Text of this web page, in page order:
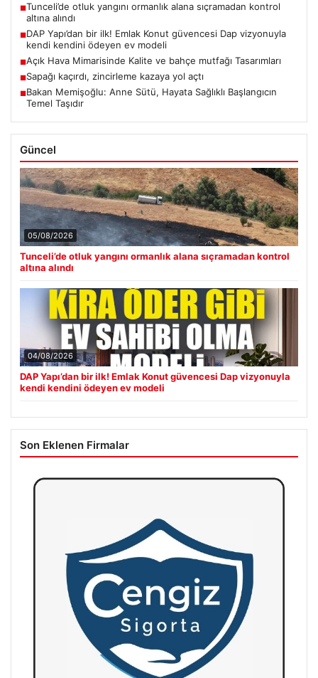
■Tunceli’de otluk yangını ormanlık alana sıçramadan kontrol
altına alındı
■DAP Yapı’dan bir ilk! Emlak Konut güvencesi Dap vizyonuyla
kendi kendini ödeyen ev modeli
■Açık Hava Mimarisinde Kalite ve bahçe mutfağı Tasarımları
■Sapağı kaçırdı, zincirleme kazaya yol açtı
■Bakan Memişoğlu: Anne Sütü, Hayata Sağlıklı Başlangıcın
Temel Taşıdır
Güncel
05/08/2026
Tunceli’de otluk yangını ormanlık alana sıçramadan kontrol
altına alındı
04/08/2026
DAP Yapı’dan bir ilk! Emlak Konut güvencesi Dap vizyonuyla
kendi kendini ödeyen ev modeli
Son Eklenen Firmalar